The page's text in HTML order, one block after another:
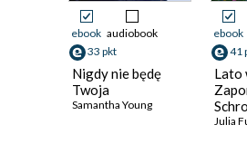
ebook audiobook
33 pkt
Nigdy nie będę
Twoja
Samantha Young
ebook
41
Lato
Julia